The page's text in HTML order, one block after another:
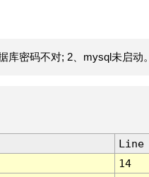
库密码不对; 2、mysql未启动。
Line
14